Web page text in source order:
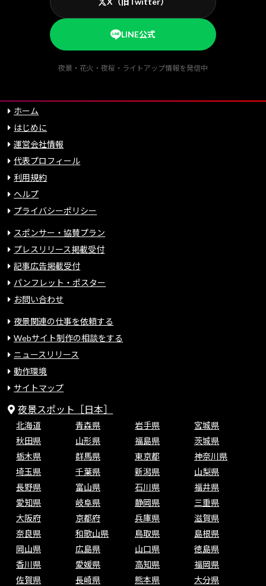
LINE公式
夜景・花火・夜桜・ライトアップ情報を発信中
ホーム
はじめに
運営会社情報
代表プロフィール
利用規約
ヘルプ
プライバシーポリシー
スポンサー・協賛プラン
プレスリリース掲載受付
記事広告掲載受付
パンフレット・ポスター
お問い合わせ
夜景関連の仕事を依頼する
Webサイト制作の相談をする
ニュースリリース
動作環境
サイトマップ
夜景スポット［日本］
北海道 青森県 岩手県
宮城県
秋田県
山形県 福島県
茨城県
栃木県
群馬県 東京都
神奈川県
埼玉県
千葉県 新潟県
山梨県
長野県
富山県 石川県
福井県
愛知県
岐阜県 静岡県
三重県
大阪府
京都府 兵庫県
滋賀県
奈良県
和歌山県 鳥取県
島根県
岡山県
広島県 山口県
徳島県
香川県
愛媛県 高知県
福岡県
佐賀県
長崎県 熊本県
大分県